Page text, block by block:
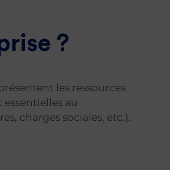
?
les ressources
au
charges sociales, etc.).